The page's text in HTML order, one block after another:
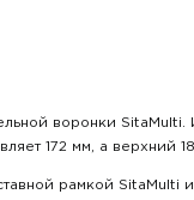
воронки
172 мм, а верхний
рамкой SitaMulti